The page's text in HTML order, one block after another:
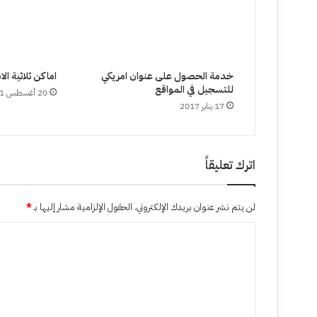
خدمة الحصول على عنوان امريكي
للتسجيل في المواقع
17 يناير 2017
اماكن ثلاثية
20 أغسطس 2011
اترك تعليقاً
لن يتم نشر عنوان بريدك الإلكتروني. الحقول الإلزامية مشار إليها بـ*